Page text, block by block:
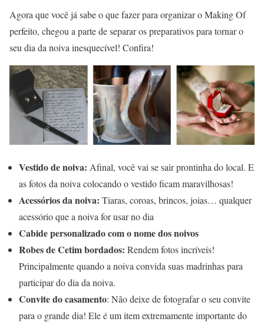
Agora que você já sabe o que fazer para organizar o Making Of
perfeito, chegou a parte de separar os preparativos para tornar o
seu dia da noiva inesquecível! Confira!
Vestido de noiva: Afinal, você vai se sair prontinha do local. E
as fotos da noiva colocando o vestido ficam maravilhosas!
Acessórios da noiva: Tiaras, coroas, brincos, joias… qualquer
acessório que a noiva for usar no dia
Cabide personalizado com o nome dos noivos
Robes de Cetim bordados: Rendem fotos incríveis!
Principalmente quando a noiva convida suas madrinhas para
participar do dia da noiva.
Convite do casamento: Não deixe de fotografar o seu convite
para o grande dia! Ele é um item extremamente importante do